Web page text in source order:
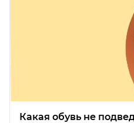
Какая обувь не